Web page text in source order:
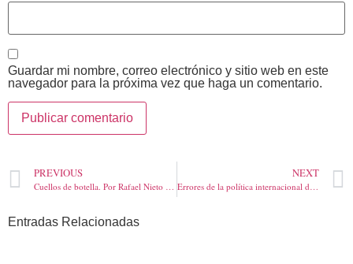
Guardar mi nombre, correo electrónico y sitio web en este
navegador para la próxima vez que haga un comentario.
PREVIOUS
Cuellos de botella. Por Rafael Nieto Loaiza
NEXT
Errores de la política internacional de Joe Biden, deja pueblos libres atados al socialismo siglo XXI, comunismo, y al fundamentalismo
Entradas Relacionadas